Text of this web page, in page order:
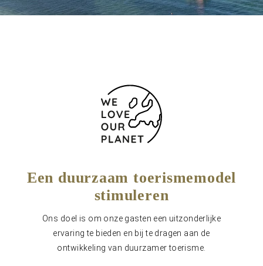
Een duurzaam toerismemodel
stimuleren
Ons doel is om onze gasten een uitzonderlijke
ervaring te bieden en bij te dragen aan de
ontwikkeling van duurzamer toerisme.